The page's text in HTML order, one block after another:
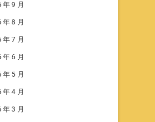
年 9 月
年 8 月
年 7 月
年 6 月
年 5 月
年 4 月
年 3 月